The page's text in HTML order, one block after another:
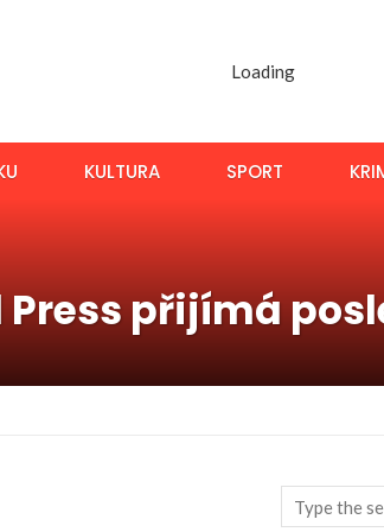
Loading
KULTURA SPORT
Press přijímá